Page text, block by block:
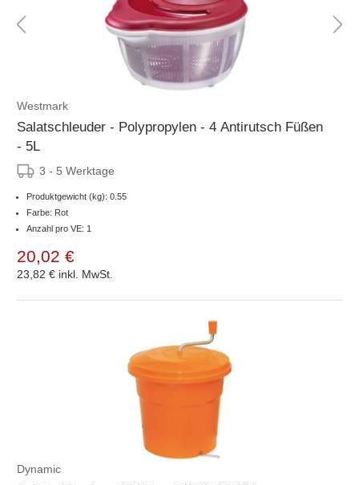
Westmark
Salatschleuder - Polypropylen - 4 Antirutsch Füßen
- 5L
3 - 5 Werktage
Produktgewicht (kg): 0.55
Farbe: Rot
Anzahl pro VE: 1
20,02 €
23,82 € inkl. MwSt.
Dynamic